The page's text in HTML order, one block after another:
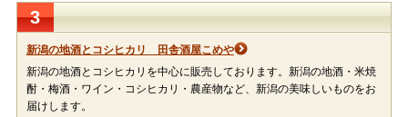
3
新潟の地酒とコシヒカリ 田舎酒屋こめや
新潟の地酒とコシヒカリを中心に販売しております。新潟の地酒・米焼
酎・梅酒・ワイン・コシヒカリ・農産物など、新潟の美味しいものをお
届けします。